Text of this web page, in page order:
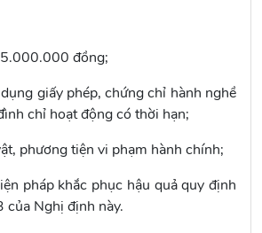
đồng;
giấy phép, chứng chỉ hành nghề
chỉ hoạt động có thời hạn;
phương tiện vi phạm hành chính;
pháp khắc phục hậu quả quy định
Nghị định này.